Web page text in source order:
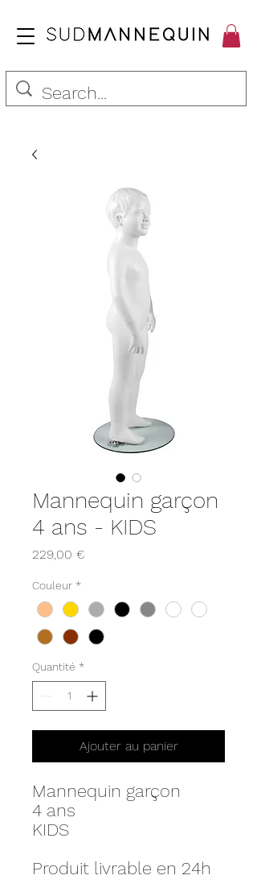
Mannequin garçon
4 ans - KIDS
229,00 €
Couleur *
Quantité *
Ajouter au panier
Mannequin garçon
4 ans
KIDS
Produit livrable en 24h